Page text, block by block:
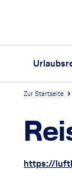
Zur Startseite
https://